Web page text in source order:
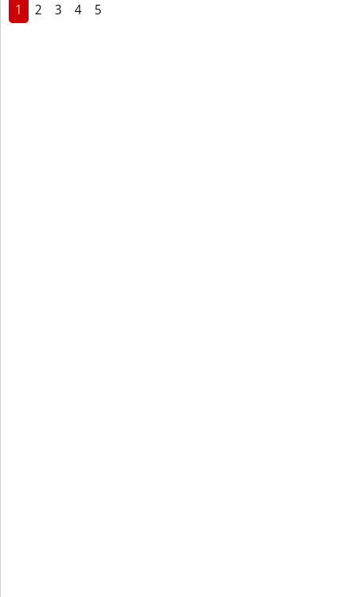
1
2 3 4 5